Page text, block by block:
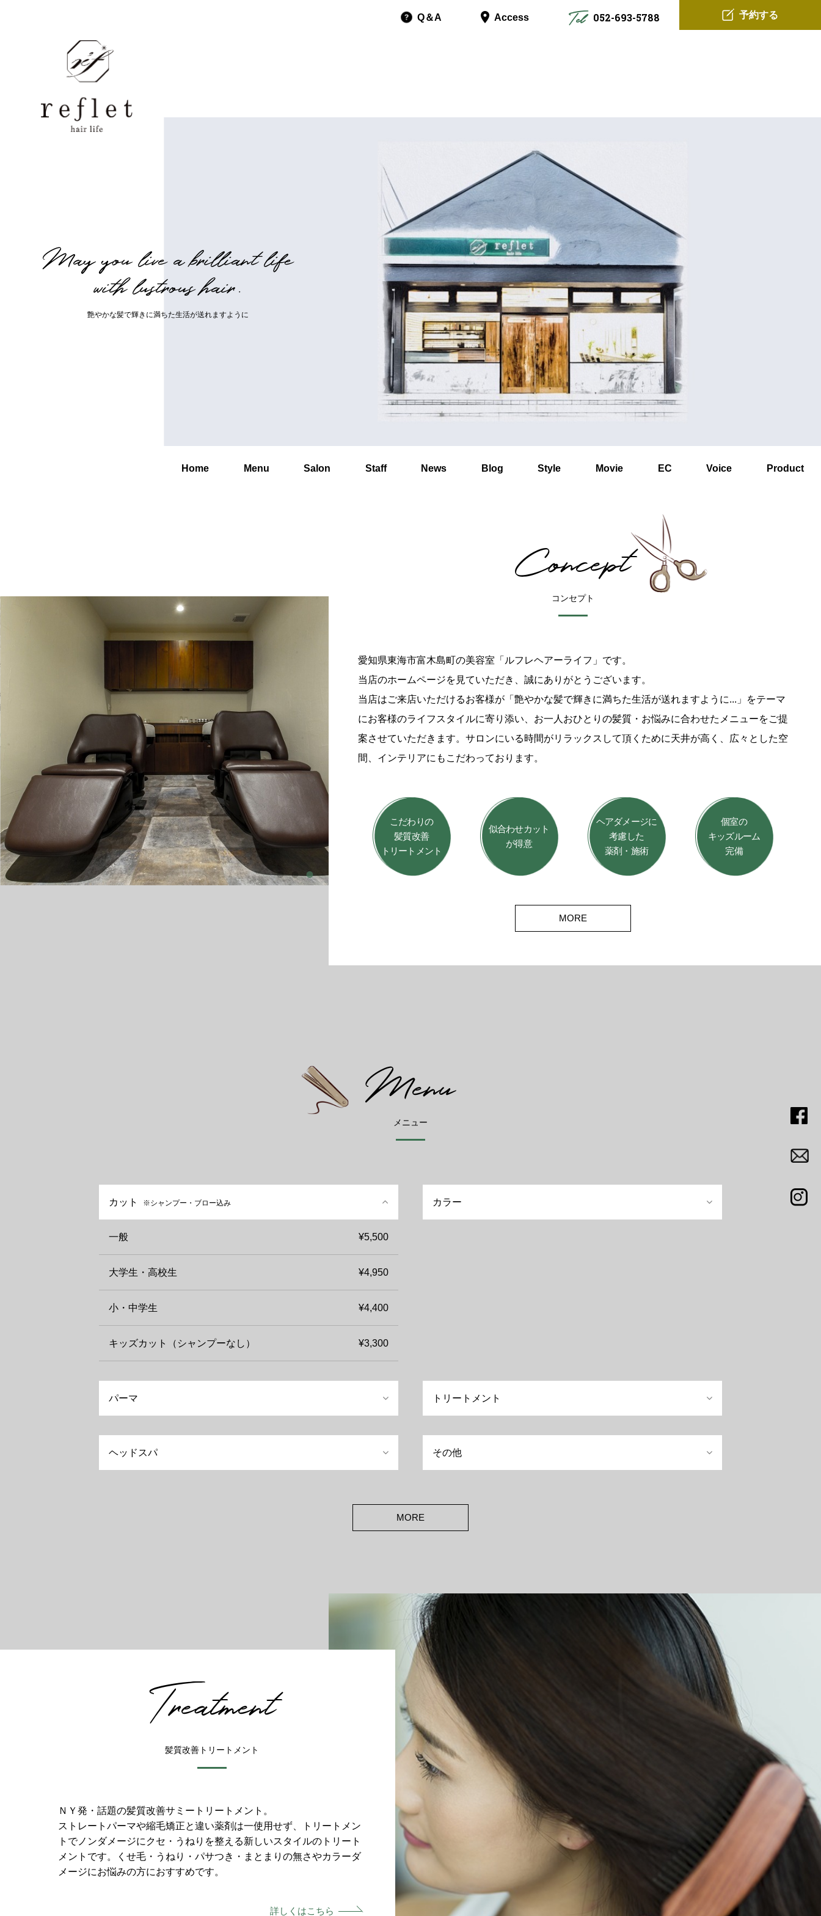
Q＆A Access 052-693-5788 予約する
May you live a brilliant life
with lustrous hair
艶やかな髪で輝き に満ちた生活が送れますよ う に
Home Menu Salon Staff News Blog Style Movie EC Voice Product
Concept
コンセプト
愛知県東海市富木島町の美容室「ルフレヘアーライフ」です。
当店のホームページを見ていただき、誠にありがとうございます。
当店はご来店いただけるお客様が「艶やかな髪で輝きに満ちた生活が送れますように...」をテーマ
にお客様のライフスタイルに寄り添い、お一人おひとりの髪質・お悩みに合わせたメニューをご提
案させていただきます。サロンにいる時間がリラックスして頂くために天井が高く、広々とした空
間、インテリアにもこだわっております。
こだわりの
髪質改善
トリートメント
似合わせカット
が得意
ヘアダメージに
考慮した
薬剤・施術
個室の
キッズルーム
完備
MORE
Menu
メニュー
カット ※シャンプー・ブロー込み
一般 ¥5,500
大学生・高校生 ¥4,950
小・中学生 ¥4,400
キッズカット（シャンプーなし） ¥3,300
カラー
パーマ トリートメント
ヘッドスパ その他
MORE
Treatment
髪質改善トリートメント
ＮＹ発・話題の髪質改善サミートリートメント。
ストレートパーマや縮毛矯正と違い薬剤は一使用せず、トリートメン
トでノンダメージにクセ・うねりを整える新しいスタイルのトリート
メントです。くせ毛・うねり・パサつき・まとまりの無さやカラーダ
メージにお悩みの方におすすめです。
詳しくはこちら